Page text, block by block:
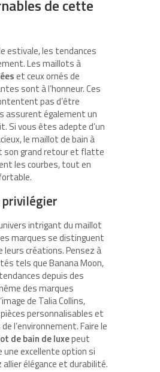
de cette
estivale, les tendances
Les maillots à
et ceux ornés de
sont à l’honneur. Ces
pas d’être
assurent également un
Si vous êtes adepte d’un
le maillot de bain à
son grand retour et flatte
les courbes, tout en
intrigant du maillot
marques se distinguent
leurs créations. Pensez à
tels que Banana Moon,
depuis des
des marques
de Talia Collins,
personnalisables et
l’environnement. Faire le
de bain de luxepeut
excellente option si
élégance et durabilité.